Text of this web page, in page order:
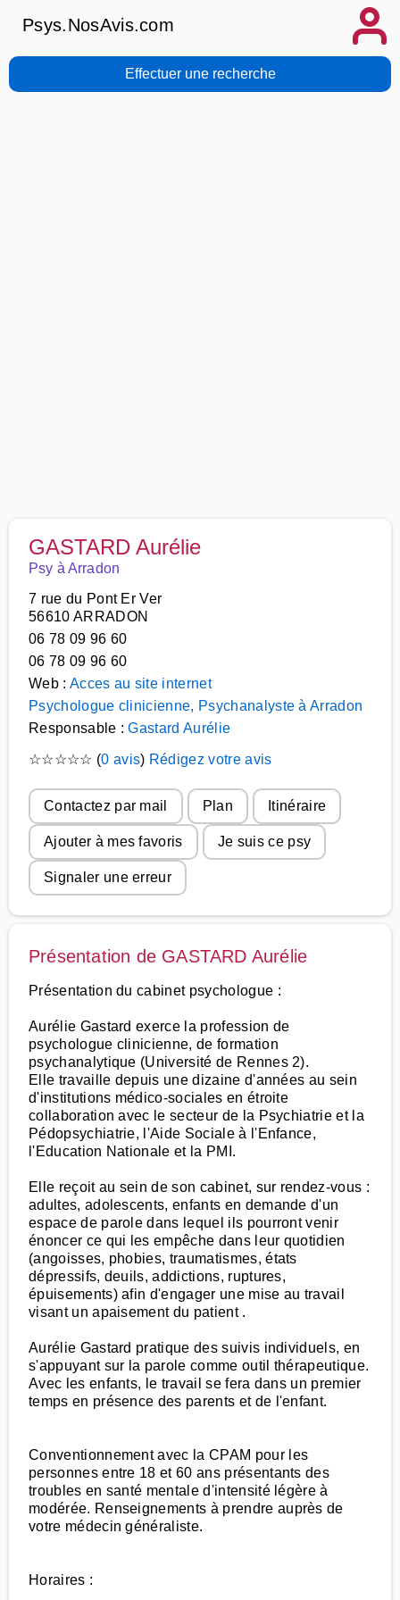
Psys.NosAvis.com
Effectuer une recherche
GASTARD Aurélie
Psy à Arradon
7 rue du Pont Er Ver
56610 ARRADON
06 78 09 96 60
06 78 09 96 60
Web : Acces au site internet
Psychologue clinicienne, Psychanalyste à Arradon
Responsable :Gastard Aurélie
☆☆☆☆☆ (0 avis) Rédigez votre avis
Contactez par mail Plan Itinéraire
Ajouter à mes favoris Je suis ce psy
Signaler une erreur
Présentation de GASTARD Aurélie
Présentation du cabinet psychologue :
Aurélie Gastard exerce la profession de
psychologue clinicienne, de formation
psychanalytique (Université de Rennes 2).
Elle travaille depuis une dizaine d'années au sein
d'institutions médico-sociales en étroite
collaboration avec le secteur de la Psychiatrie et la
Pédopsychiatrie, l'Aide Sociale à l'Enfance,
l'Education Nationale et la PMI.
Elle reçoit au sein de son cabinet, sur rendez-vous :
adultes, adolescents, enfants en demande d'un
espace de parole dans lequel ils pourront venir
énoncer ce qui les empêche dans leur quotidien
(angoisses, phobies, traumatismes, états
dépressifs, deuils, addictions, ruptures,
épuisements) afin d'engager une mise au travail
visant un apaisement du patient .
Aurélie Gastard pratique des suivis individuels, en
s'appuyant sur la parole comme outil thérapeutique.
Avec les enfants, le travail se fera dans un premier
temps en présence des parents et de l'enfant.
Conventionnement avec la CPAM pour les
personnes entre 18 et 60 ans présentants des
troubles en santé mentale d'intensité légère à
modérée. Renseignements à prendre auprès de
votre médecin généraliste.
Horaires :